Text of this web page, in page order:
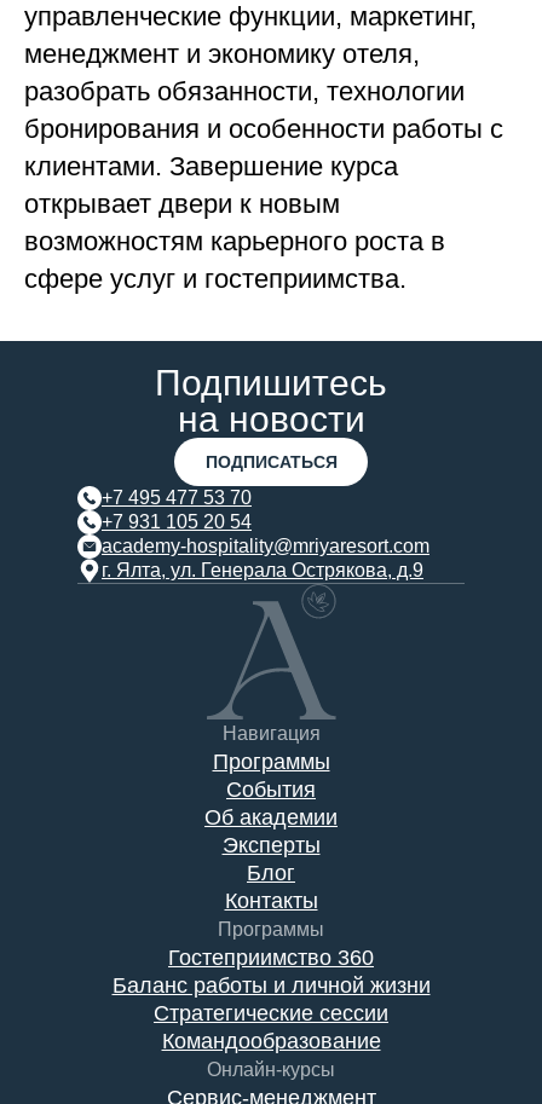
управленческие функции, маркетинг,
менеджмент и экономику отеля,
разобрать обязанности, технологии
бронирования и особенности работы с
клиентами. Завершение курса
открывает двери к новым
возможностям карьерного роста в
сфере услуг и гостеприимства.
Подпишитесь
на новости
ПОДПИСАТЬСЯ
+7 495 477 53 70
+7 931 105 20 54
academy-hospitality@mriyaresort.com
г. Ялта, ул. Генерала Острякова, д.9
Навигация
Программы
События
Об академии
Эксперты
Блог
Контакты
Программы
Гостеприимство 360
Баланс работы и личной жизни
Стратегические сессии
Командообразование
Онлайн-курсы
Сервис-менеджмент